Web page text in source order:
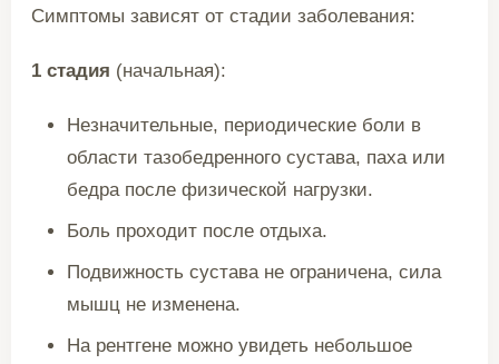
Симптомы зависят от стадии заболевания:
1 стадия (начальная):
Незначительные, периодические боли в
области тазобедренного сустава, паха или
бедра после физической нагрузки.
Боль проходит после отдыха.
Подвижность сустава не ограничена, сила
мышц не изменена.
На рентгене можно увидеть небольшое